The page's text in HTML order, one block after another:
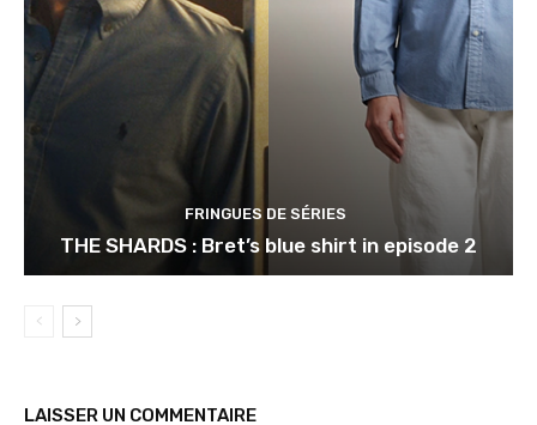
FRINGUES DE SÉRIES
THE SHARDS : Bret’s blue shirt in episode 2
LAISSER UN COMMENTAIRE